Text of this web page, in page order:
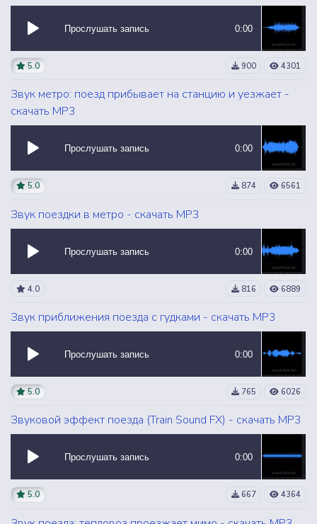
Прослушать запись 0:00
5.0 900 4301
Звук метро: поезд прибывает на станцию и уезжает -
скачать MP3
Прослушать запись 0:00
5.0 874 6561
Звук поездки в метро - скачать MP3
Прослушать запись 0:00
4.0 816 6889
Звук приближения поезда с гудками - скачать MP3
Прослушать запись 0:00
5.0 765 6026
Звуковой эффект поезда (Train Sound FX) - скачать MP3
Прослушать запись 0:00
5.0 667 4364